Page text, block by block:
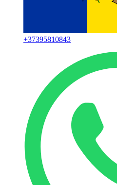
+37395810843